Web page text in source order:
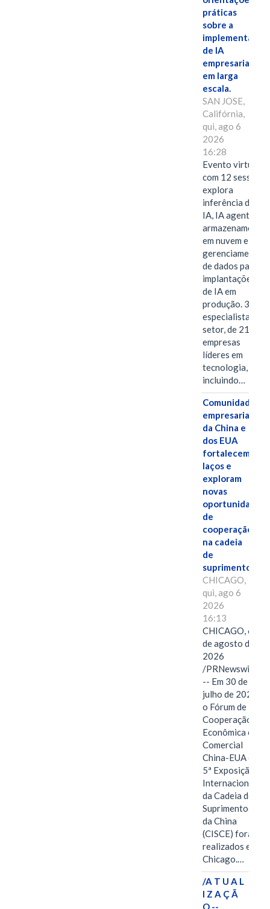
práticas
sobre a
implementação
de IA
empresarial
em larga
escala.
SAN JOSE,
Califórnia,
qui, ago 6
2026
16:28
Evento virtual
com 12 sessões
explora
inferência de
IA, IA agentiva,
armazenamento
em nuvem e
gerenciamento
de dados para
implantações
de IA em
produção. 38
especialistas do
setor, de 21
empresas
líderes em
tecnologia,
incluindo…
Comunidades
empresariais
da China e
dos EUA
fortalecem
laços e
exploram
novas
oportunidades
de
cooperação
na cadeia
de
suprimentos.
CHICAGO,
qui, ago 6
2026
16:13
CHICAGO, 6
de agosto de
2026
/PRNewswire/
-- Em 30 de
julho de 2026,
o Fórum de
Cooperação
Econômica e
Comercial
China-EUA e a
5ª Exposição
Internacional
da Cadeia de
Suprimentos
da China
(CISCE) foram
realizados em
Chicago.…
/A T U A L
I Z A Ç Ã
O --